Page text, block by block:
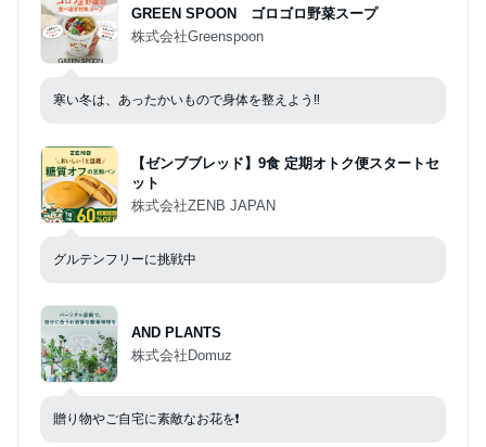
GREEN SPOON ゴロゴロ野菜スープ
株式会社Greenspoon
寒い冬は、あったかいもので身体を整えよう‼️
【ゼンブブレッド】9食 定期オトク便スタートセ
ット
株式会社ZENB JAPAN
グルテンフリーに挑戦中
AND PLANTS
株式会社Domuz
贈り物やご自宅に素敵なお花を❗️